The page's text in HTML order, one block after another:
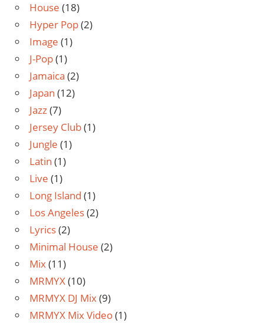
House (18)
Hyper Pop(2)
Image (1)
J-Pop(1)
Jamaica (2)
Japan (12)
Jazz(7)
Jersey Club(1)
Jungle (1)
Latin (1)
Live (1)
Long Island (1)
Los Angeles(2)
Lyrics(2)
Minimal House (2)
Mix(11)
MRMYX(10)
MRMYX DJ Mix(9)
MRMYX Mix Video(1)